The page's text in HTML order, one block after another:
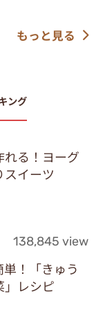
もっと見る
ング
れる！ヨーグ
スイーツ
138,845 view
！「きゅう
」レシピ